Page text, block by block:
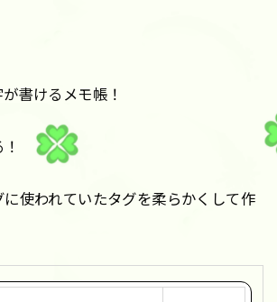
書けるメモ帳！
使われていたタグを柔らかくして作